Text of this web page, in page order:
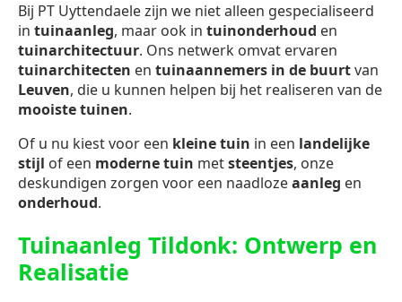
Bij PT Uyttendaele zijn we niet alleen gespecialiseerd
in tuinaanleg, maar ook in tuinonderhoud en
tuinarchitectuur. Ons netwerk omvat ervaren
tuinarchitecten en tuinaannemers in de buurtvan
Leuven, die u kunnen helpen bij het realiseren van de
mooiste tuinen.
Of u nu kiest voor een kleine tuin in een landelijke
stijl of een moderne tuin metsteentjes, onze
deskundigen zorgen voor een naadlozeaanleg en
onderhoud.
Tuinaanleg Tildonk: Ontwerp en
Realisatie